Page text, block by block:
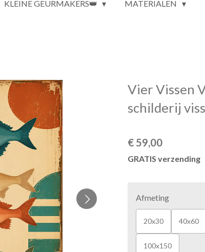
KLEINE GEURMAKERS👑 MATERIALEN
Vier Vissen
schilderij
€ 59,00
GRATIS verzending
Afmeting
20x30 40x60
100x150